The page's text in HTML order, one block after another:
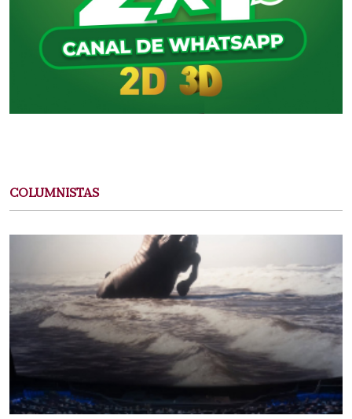
COLUMNISTAS